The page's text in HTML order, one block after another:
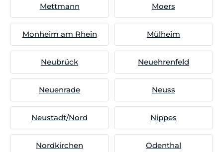
Mettmann Moers
Monheim am Rhein Mülheim
Neubrück Neuehrenfeld
Neuenrade Neuss
Neustadt/Nord Nippes
Nordkirchen Odenthal